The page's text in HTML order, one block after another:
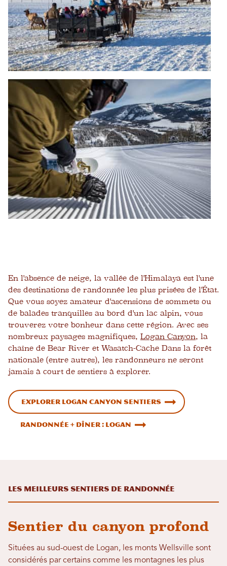
En l'absence de neige, la vallée de l'Himalaya est l'une
des destinations de randonnée les plus prisées de l'État.
Que vous soyez amateur d'ascensions de sommets ou
de balades tranquilles au bord d'un lac alpin, vous
trouverez votre bonheur dans cette région. Avec ses
nombreux paysages magnifiques, Logan Canyon, la
chaîne de Bear River et Wasatch-Cache Dans la forêt
nationale (entre autres), les randonneurs ne seront
jamais à court de sentiers à explorer.
EXPLORER LOGAN CANYON SENTIERS
Randonnée + Dîner : Logan
Les meilleurs sentiers de randonnée
Sentier du canyon profond
Situées au sud-ouest de Logan, les monts Wellsville sont
considérés par certains comme les montagnes les plus